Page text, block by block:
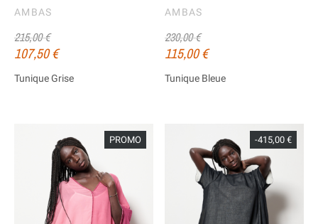
AMBAS
215,00 €
107,50 €
Tunique Grise
AMBAS
230,00 €
115,00 €
Tunique Bleue
PROMO -415,00 €